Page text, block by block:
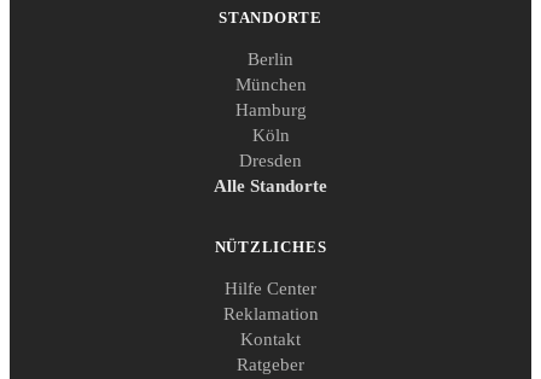
STANDORTE
Berlin
München
Hamburg
Köln
Dresden
Alle Standorte
NÜTZLICHES
Hilfe Center
Reklamation
Kontakt
Ratgeber